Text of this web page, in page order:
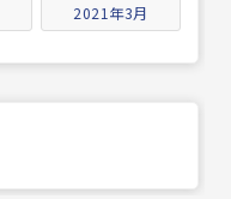
2021年3月